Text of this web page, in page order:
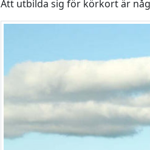
Att utbilda sig för körkort är